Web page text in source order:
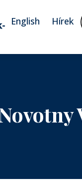
English Hírek